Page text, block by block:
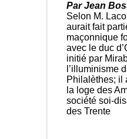
Par Jean
Selon M.
aurait fait
maçonnique
avec le duc
initié par
l’illuminisme
Philalèthes; il
la loge des
société soi-
des Trente